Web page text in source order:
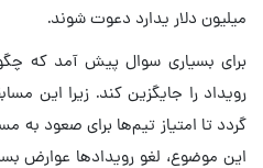
میلیون دلار یدارد دعوت شوند.
برای بسیاری سوال پیش آمد که
رویداد را جایگزین کند. زیرا این
گردد تا امتیاز تیم‌ها برای صعود به
این موضوع، لغو رویداد‌ها عوارض